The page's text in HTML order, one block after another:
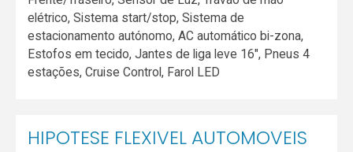
elétrico, Sistema start/stop, Sistema de
estacionamento autónomo, AC automático bi-zona,
Estofos em tecido, Jantes de liga leve 16", Pneus 4
estações, Cruise Control, Farol LED
HIPOTESE FLEXIVEL AUTOMOVEIS